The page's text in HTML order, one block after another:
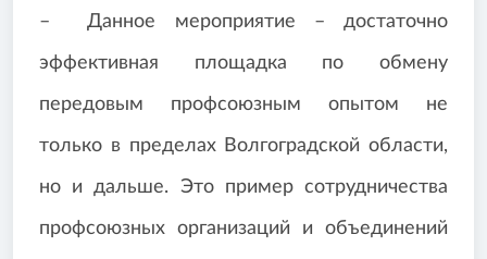
– Данное мероприятие – достаточно
эффективная площадка по обмену
передовым профсоюзным опытом не
только в пределах Волгоградской области,
но и дальше. Это пример сотрудничества
профсоюзных организаций и объединений